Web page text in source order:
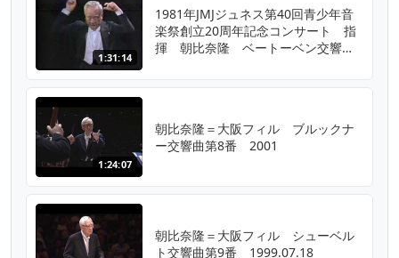
1:31:14
1981年JMJジュネス第40回青少年音
楽祭創立20周年記念コンサート 指
揮 朝比奈隆 ベートーベン交響曲
1:24:07
朝比奈隆＝大阪フィル ブルックナ
ー交響曲第8番 2001
朝比奈隆＝大阪フィル シューベル
ト交響曲第9番 1999.07.18